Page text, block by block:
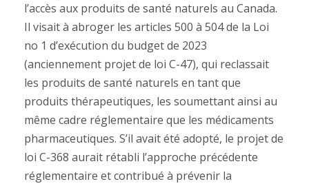
l’accès aux produits de santé naturels au Canada.
Il visait à abroger les articles 500 à 504 de la Loi
no 1 d’exécution du budget de 2023
(anciennement projet de loi C-47), qui reclassait
les produits de santé naturels en tant que
produits thérapeutiques, les soumettant ainsi au
même cadre réglementaire que les médicaments
pharmaceutiques. S’il avait été adopté, le projet de
loi C-368 aurait rétabli l’approche précédente
réglementaire et contribué à prévenir la